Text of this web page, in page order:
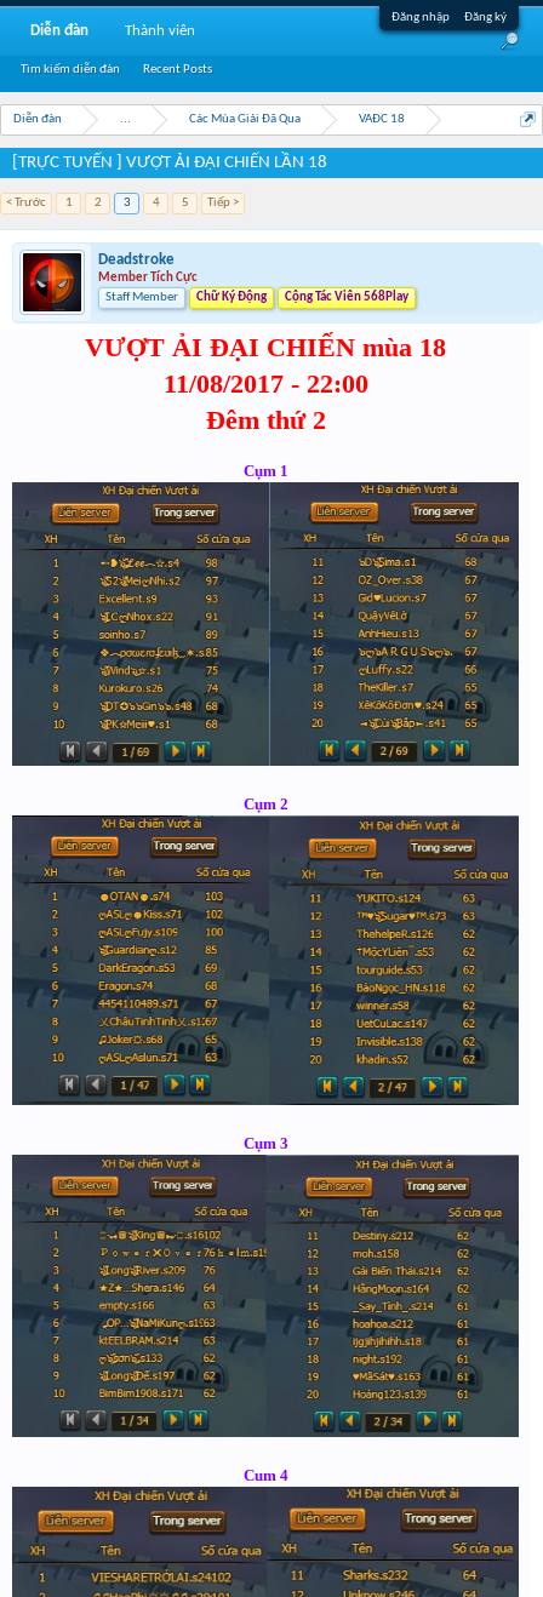
Đăng nhập Đăng ký
Diễn đàn ... Các Mùa Giải Đã Qua VAĐC 18
[TRỰC TUYẾN ] VƯỢT ẢI ĐẠI CHIẾN LẦN 18
< Trước 1 2 3 4 5 Tiếp >
Deadstroke
Member Tích Cực
Staff Member
Chữ Ký Động Cộng Tác Viên 568Play
VƯỢT ẢI ĐẠI CHIẾN mùa 18
11/08/2017 - 22:00
Đêm thứ 2
Cụm 1
Cụm 2
Cụm 3
Cum 4
Diễn đàn
Tìm kiếm diễn đàn Recent Posts
Thành viên